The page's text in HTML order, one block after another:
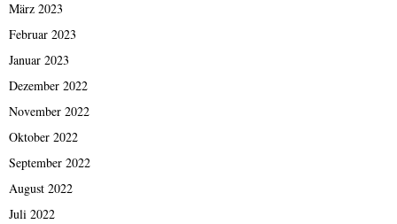
März 2023
Februar 2023
Januar 2023
Dezember 2022
November 2022
Oktober 2022
September 2022
August 2022
Juli 2022